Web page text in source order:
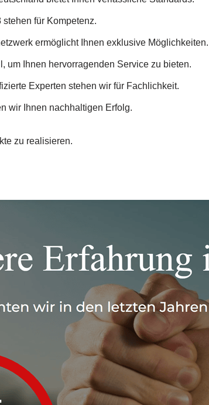
für Kompetenz.
ermöglicht Ihnen exklusive Möglichkeiten.
um Ihnen hervorragenden Service zu bieten.
Experten stehen wir für Fachlichkeit.
wir Ihnen nachhaltigen Erfolg.
zu realisieren.